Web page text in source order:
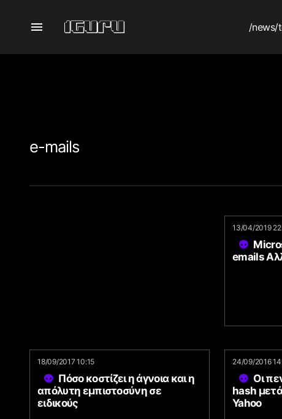
/news/
e-mails
13/04/2019
emails
18/09/2017 10:15
Πόσο κοστίζει η άγνοια και η
απόλυτη εμπιστοσύνη σε
ειδικούς
24/09/2016
Οι
hash
Yahoo